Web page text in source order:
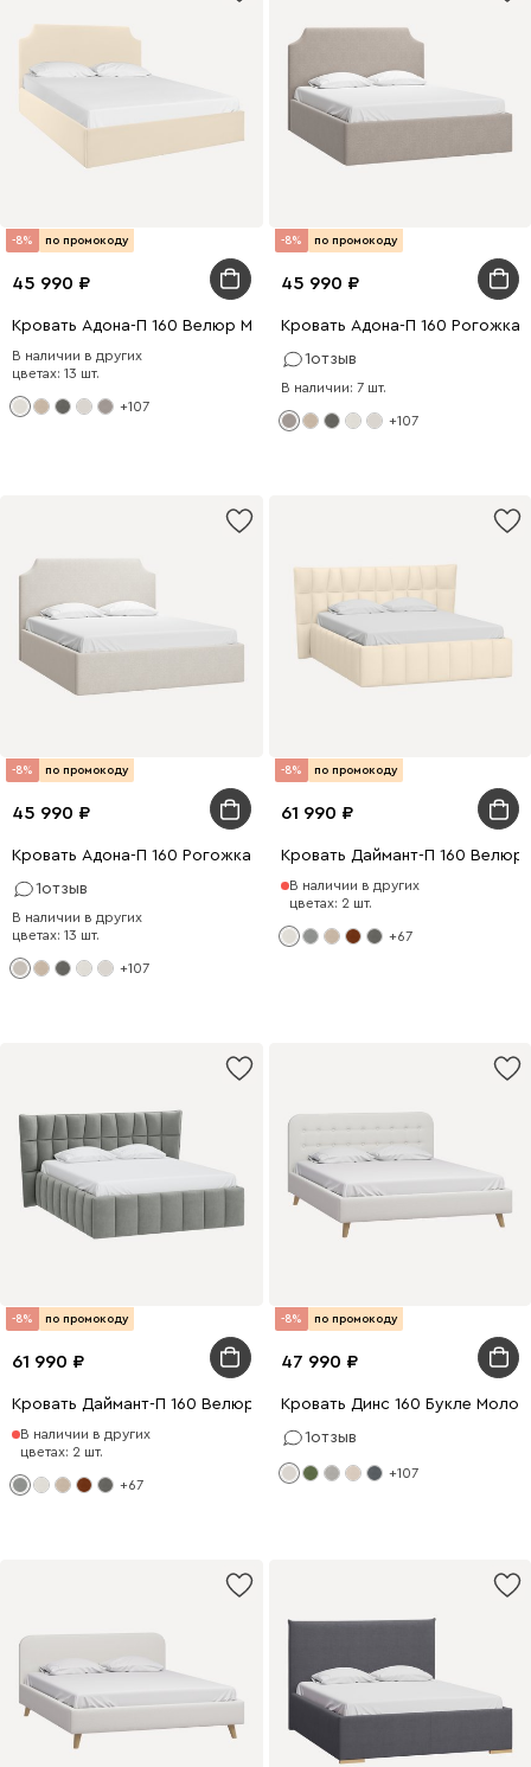
-8% по промокоду
45 990
Кровать Адона-П 160 Велюр Молочный
В наличии в других
цветах: 13 шт.
+107
-8% по промокоду
45 990
Кровать Адона-П 160 Рогожка
1отзыв
В наличии: 7 шт.
+107
-8% по промокоду
45 990
Кровать Адона-П 160 Рогожка Светло-бежевый
1отзыв
В наличии в других
цветах: 13 шт.
+107
-8% по промокоду
61 990
Кровать Даймант-П 160 Велюр
В наличии в других
цветах: 2 шт.
+67
-8% по промокоду
61 990
Кровать Даймант-П 160 Велюр Светло-серый
В наличии в других
цветах: 2 шт.
+67
-8% по промокоду
47 990
Кровать Динс 160 Букле
1отзыв
+107